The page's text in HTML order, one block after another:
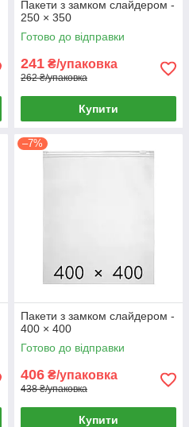
Пакети з замком слайдером -
250 × 350
Готово до відправки
241 ₴/упаковка
262 ₴/упаковка
Купити
–7%
Пакети з замком слайдером -
400 × 400
Готово до відправки
406 ₴/упаковка
438 ₴/упаковка
Купити